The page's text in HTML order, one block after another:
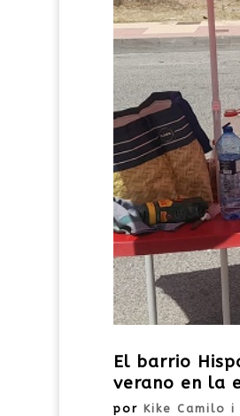
El barrio
verano en la
por Kike Camilo i